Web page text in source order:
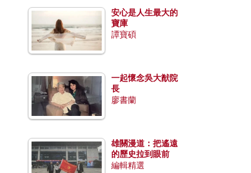
安心是人生最大的
寶庫
譚寶碩
一起懷念吳大猷院
長
廖書蘭
雄關漫道：把遙遠
的歷史拉到眼前
編輯精選